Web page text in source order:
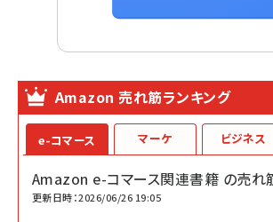
Amazon 売れ筋ランキング
e-コマース
Amazon e-コマース関連書籍 の売れ
更新日時：2026/06/26 19:05
マーケ ビジネス